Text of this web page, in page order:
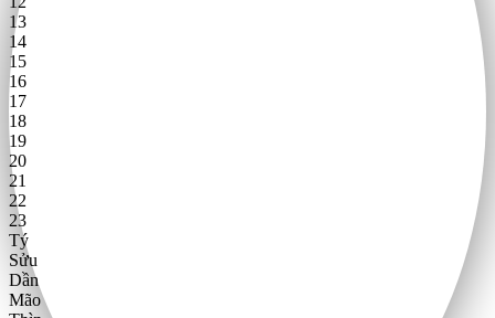
13
14
15
16
17
18
19
20
21
22
23
Tý
Sửu
Dần
Mão